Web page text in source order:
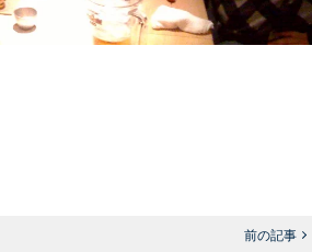
前の記事